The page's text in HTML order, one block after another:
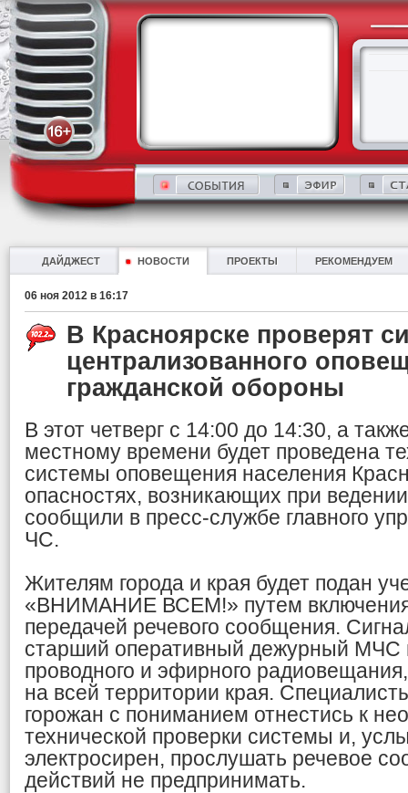
ДАЙДЖЕСТ НОВОСТИ ПРОЕКТЫ РЕКОМЕНДУЕМ
06 ноя 2012 в 16:17
В Красноярске проверят
централизованного
гражданской обороны
В этот четверг с 14:00 до 14:30, а
местному времени будет проведена
системы оповещения населения
опасностях, возникающих при
сообщили в пресс-службе главного
ЧС.
Жителям города и края будет подан
«ВНИМАНИЕ ВСЕМ!» путем включения
передачей речевого сообщения.
старший оперативный дежурный МЧС
проводного и эфирного
на всей территории края.
горожан с пониманием отнестись к
технической проверки системы и,
электросирен, прослушать речевое
действий не предпринимать.